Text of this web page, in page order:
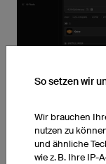
NOCH KEIN
So setzen wir
Wir brauchen
nutzen zu
und ähnliche
wie z. B. Ihre IP-